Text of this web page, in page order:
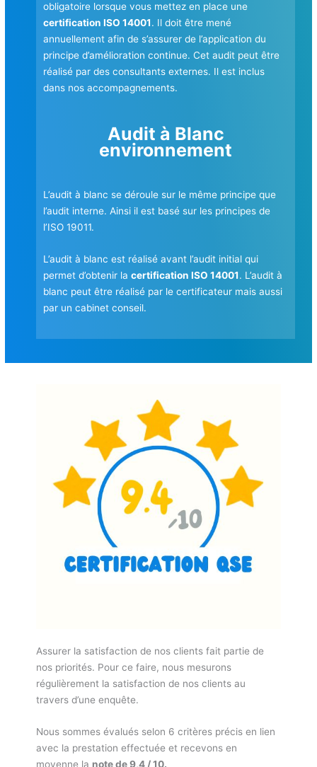
obligatoire lorsque vous mettez en place une
certification ISO 14001. Il doit être mené
annuellement afin de s’assurer de l’application du
principe d’amélioration continue. Cet audit peut être
réalisé par des consultants externes. Il est inclus
dans nos accompagnements.
Audit à Blanc
environnement
L’audit à blanc se déroule sur le même principe que
l’audit interne. Ainsi il est basé sur les principes de
l’ISO 19011.
L’audit à blanc est réalisé avant l’audit initial qui
permet d’obtenir lacertification ISO 14001. L’audit à
blanc peut être réalisé par le certificateur mais aussi
par un cabinet conseil.
Assurer la satisfaction de nos clients fait partie de
nos priorités. Pour ce faire, nous mesurons
régulièrement la satisfaction de nos clients au
travers d’une enquête.
Nous sommes évalués selon 6 critères précis en lien
avec la prestation effectuée et recevons en
moyenne la note de 9,4 / 10.